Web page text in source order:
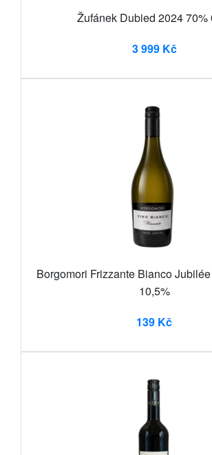
Žufánek Dubied 2024 70%
3 999 Kč
Borgomori Frizzante Bianco
10,5%
139 Kč